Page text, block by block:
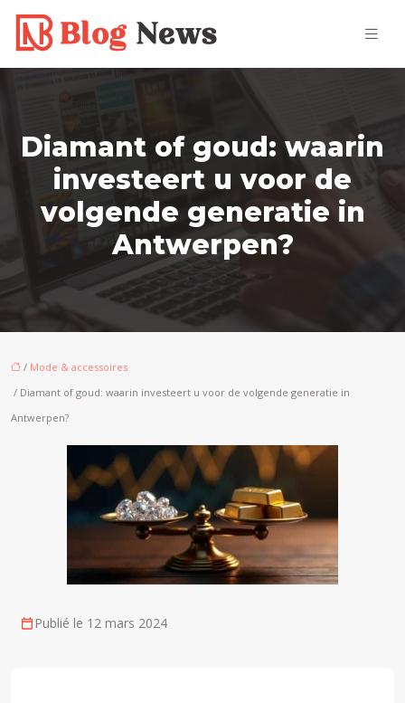
Diamant of goud: waarin
investeert u voor de
volgende generatie in
Antwerpen?
/ Mode & accessoires
/ Diamant of goud: waarin investeert u voor de volgende generatie in
Antwerpen?
Publié le 12 mars 2024